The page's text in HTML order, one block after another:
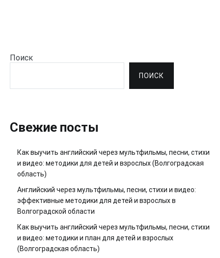
Поиск
ПОИСК
Свежие посты
Как выучить английский через мультфильмы, песни, стихи
и видео: методики для детей и взрослых (Волгоградская
область)
Английский через мультфильмы, песни, стихи и видео:
эффективные методики для детей и взрослых в
Волгоградской области
Как выучить английский через мультфильмы, песни, стихи
и видео: методики и план для детей и взрослых
(Волгоградская область)